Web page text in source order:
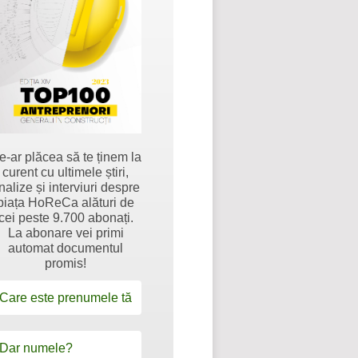
ar plăcea să te ținem la
curent cu ultimele știri,
și interviuri despre
HoReCa alături de
peste 9.700 abonați.
La abonare vei primi
automat documentul
promis!